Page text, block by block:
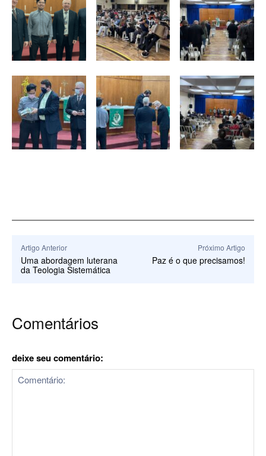
Artigo Anterior
Uma abordagem luterana
da Teologia Sistemática
Próximo Artigo
Paz é o que precisamos!
Comentários
deixe seu comentário: